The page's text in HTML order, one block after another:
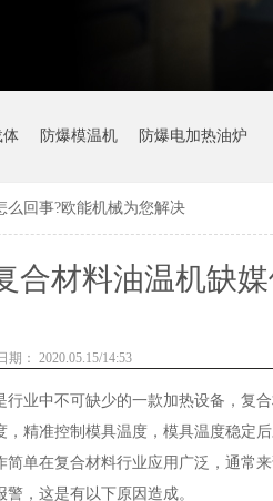
体 防爆模温机 防爆电加热油炉
么回事?欧能机械为您解决
合材料油温机缺
期： 2020.05.15/14:53
行业中不可缺少的一款加热设备，复
，精准控制模具温度，模具温度稳定
简单在复合材料行业应用广泛，通常
，这是有以下原因造成。